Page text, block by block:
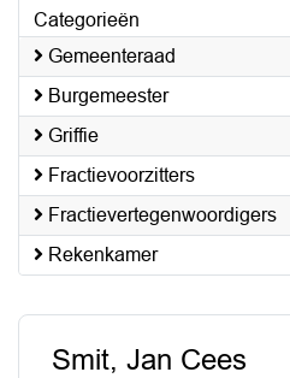
Categorieën
Gemeenteraad
Burgemeester
Griffie
Fractievoorzitters
Fractievertegenwoordigers
Rekenkamer
Smit, Jan Cees